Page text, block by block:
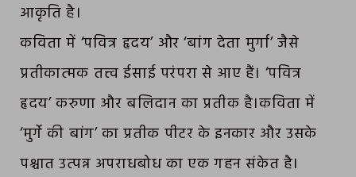
आकृति है।
कविता में ‘पवित्र हृदय’ और ‘बांग देता मुर्गा’ जैसे
प्रतीकात्मक तत्त्व ईसाई परंपरा से आए हैं। ‘पवित्र
हृदय’ करुणा और बलिदान का प्रतीक है।कविता में
‘मुर्गे की बांग’ का प्रतीक पीटर के इनकार और उसके
पश्चात उत्पन्न अपराधबोध का एक गहन संकेत है।